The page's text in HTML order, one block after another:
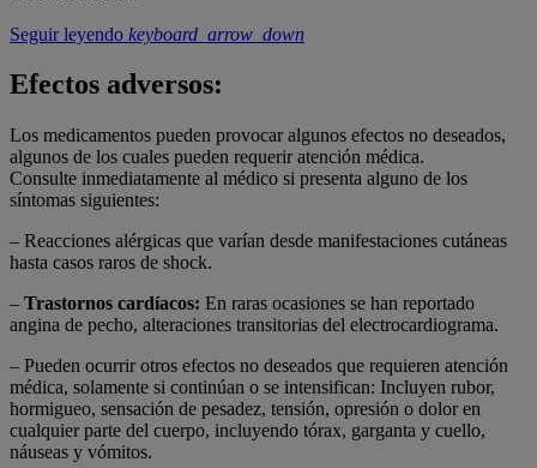
Seguir leyendo keyboard_arrow_down
Efectos adversos:
Los medicamentos pueden provocar algunos efectos no deseados,
algunos de los cuales pueden requerir atención médica.
Consulte inmediatamente al médico si presenta alguno de los
síntomas siguientes:
– Reacciones alérgicas que varían desde manifestaciones cutáneas
hasta casos raros de shock.
– Trastornos cardíacos: En raras ocasiones se han reportado
angina de pecho, alteraciones transitorias del electrocardiograma.
– Pueden ocurrir otros efectos no deseados que requieren atención
médica, solamente si continúan o se intensifican: Incluyen rubor,
hormigueo, sensación de pesadez, tensión, opresión o dolor en
cualquier parte del cuerpo, incluyendo tórax, garganta y cuello,
náuseas y vómitos.